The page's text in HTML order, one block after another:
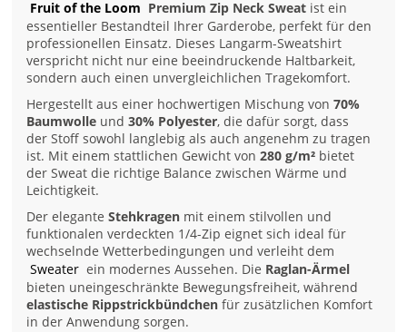
Fruit of the Loom Premium Zip Neck Sweat ist ein
essentieller Bestandteil Ihrer Garderobe, perfekt für den
professionellen Einsatz. Dieses Langarm-Sweatshirt
verspricht nicht nur eine beeindruckende Haltbarkeit,
sondern auch einen unvergleichlichen Tragekomfort.
Hergestellt aus einer hochwertigen Mischung von70%
Baumwolle und30% Polyester, die dafür sorgt, dass
der Stoff sowohl langlebig als auch angenehm zu tragen
ist. Mit einem stattlichen Gewicht von280 g/m² bietet
der Sweat die richtige Balance zwischen Wärme und
Leichtigkeit.
Der eleganteStehkragen mit einem stilvollen und
funktionalen verdeckten 1/4-Zip eignet sich ideal für
wechselnde Wetterbedingungen und verleiht dem
Sweater ein modernes Aussehen. Die Raglan-Ärmel
bieten uneingeschränkte Bewegungsfreiheit, während
elastische Rippstrickbündchen für zusätzlichen Komfort
in der Anwendung sorgen.